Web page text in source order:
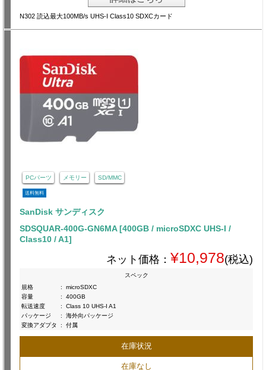
N302 読込最大100MB/s UHS-I Class10 SDXCカード
PCパーツ メモリー SD/MMC
送料無料
SanDisk サンディスク
SDSQUAR-400G-GN6MA [400GB / microSDXC UHS-I /
Class10 / A1]
ネット価格： ¥10,978(税込)
スペック
規格
:
microSDXC
容量
:
400GB
転送速度
:
Class 10 UHS-I A1
パッケージ
:
海外向パッケージ
変換アダプタ
: 付属
在庫状況
在庫なし